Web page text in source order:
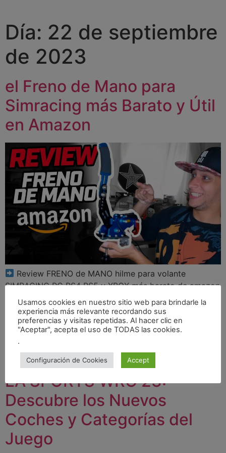
Día: 22 de septiembre
de 2023
el Freno de Mano para
Simracing más Barato y Útil
en Amazon
Review FRENO de MANO hilme para volante
SIMRACING PC PS4 PS5 y XBOX más barato de amazon
Presentamos el freno de mano HILME, una opción
económica y de alta calidad que promete llevar tu
experiencia de juego SIMRACING al siguiente nivel.
Características Principales: Versión de PC:
Universalidad: Compatible con Logitech G27, G25, G29,
EA SPORTS WRC 23:
Descubre los Nuevos
Coches y Categorías del
Juego
Usamos cookies en nuestro sitio web para brindarle la
experiencia más relevante recordando sus
preferencias y visitas repetidas. Al hacer clic en
"Aceptar", acepta el uso de TODAS las cookies.
.
Configuración de Cookies Accept